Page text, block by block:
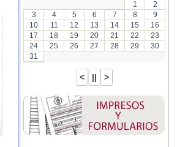
1
2
3
4 5 6 7 8
9
10
11 12 13 14 15
16
17
18 19 20 21 22
23
24
25 26 27 28 29
30
31